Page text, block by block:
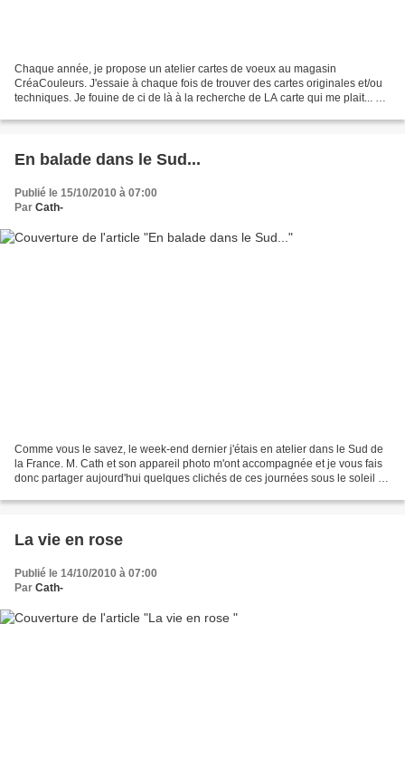
Chaque année, je propose un atelier cartes de voeux au magasin
CréaCouleurs. J'essaie à chaque fois de trouver des cartes originales et/ou
techniques. Je fouine de ci de là à la recherche de LA carte qui me plait... et
En balade dans le Sud...
Publié le 15/10/2010 à 07:00
Par Cath-
Comme vous le savez, le week-end dernier j'étais en atelier dans le Sud de
la France. M. Cath et son appareil photo m'ont accompagnée et je vous fais
donc partager aujourd'hui quelques clichés de ces journées sous le soleil (je
La vie en rose
Publié le 14/10/2010 à 07:00
Par Cath-